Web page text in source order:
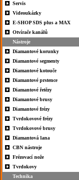
Servis
Videoukázky
E-SHOP SDS plus a MAX
Otvírače kanálů
Nástroje
Diamantové korunky
Diamantové segmenty
Diamantové kotouče
Diamantové prstence
Diamantové řetězy
Diamantové brusy
Diamantové frézy
Tvrdokovové frézy
Tvrdokovové brusy
Diamantová lana
CBN nástroje
Frézovací nože
Tvrdokovy
Technika